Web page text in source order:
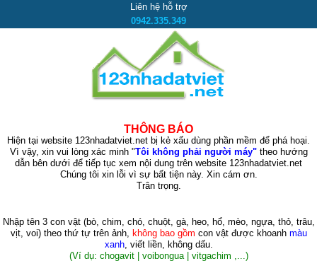
Liên hệ hỗ trợ
0942.335.349
THÔNG BÁO
Hiện tại website 123nhadatviet.net bị kẻ xấu dùng phần mềm để phá hoại.
Vì vậy, xin vui lòng xác minh "Tôi không phải người máy"theo hướng
dẫn bên dưới để tiếp tục xem nội dung trên website 123nhadatviet.net
Chúng tôi xin lỗi vì sự bất tiện này. Xin cám ơn.
Trân trọng.
Nhập tên 3 con vật (bò, chim, chó, chuột, gà, heo, hổ, mèo, ngựa, thỏ, trâu,
vịt, voi)theo thứ tự trên ảnh, không bao gồm con vật được khoanh màu
xanh, viết liền, không dấu.
(Ví dụ: chogavit | voibongua | vitgachim ,...)